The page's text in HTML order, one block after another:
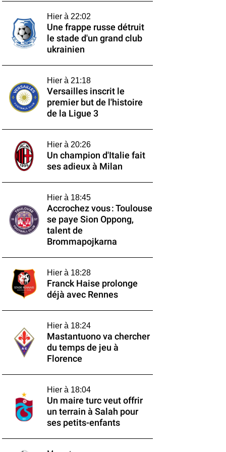
Hier à 22:02
Une frappe russe détruit
le stade d'un grand club
ukrainien
Hier à 21:18
Versailles inscrit le
premier but de l'histoire
de la Ligue 3
Hier à 20:26
Un champion d'Italie fait
ses adieux à Milan
Hier à 18:45
Accrochez vous : Toulouse
se paye Sion Oppong,
talent de
Brommapojkarna
Hier à 18:28
Franck Haise prolonge
déjà avec Rennes
Hier à 18:24
Mastantuono va chercher
du temps de jeu à
Florence
Hier à 18:04
Un maire turc veut offrir
un terrain à Salah pour
ses petits-enfants